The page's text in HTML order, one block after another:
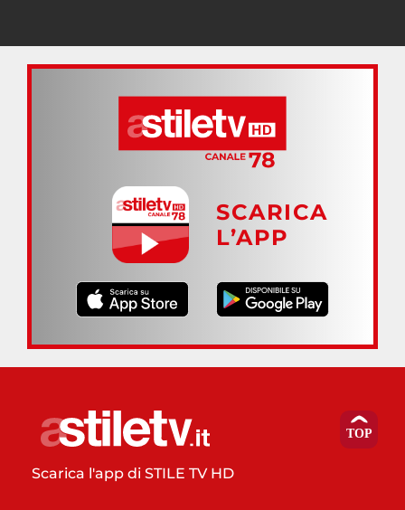
SCARICA
L’APP
Scarica l'app di STILE TV HD